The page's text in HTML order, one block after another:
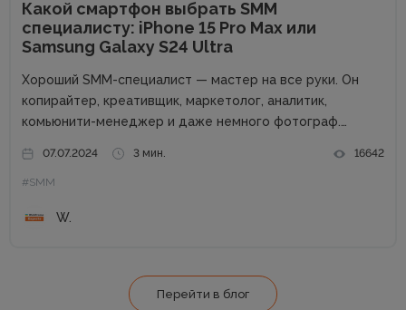
Какой смартфон выбрать SMM
специалисту: iPhone 15 Pro Max или
Samsung Galaxy S24 Ultra
Хороший SMM-специалист — мастер на все руки. Он
копирайтер, креативщик, маркетолог, аналитик,
комьюнити-менеджер и даже немного фотограф.
необходимо постоянно учиться. Но это еще не все.
Нужен качественный и продуктивный смартфон —
07.07.2024 3 мин. 16642
#SMM
W.
Перейти в блог